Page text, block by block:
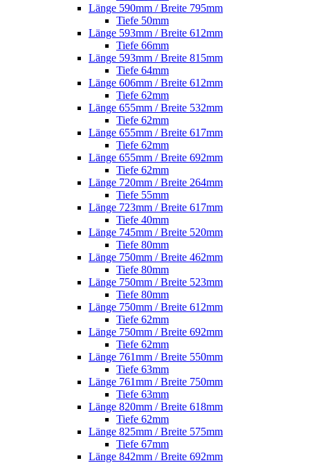
Länge 590mm / Breite 795mm
Tiefe 50mm
Länge 593mm / Breite 612mm
Tiefe 66mm
Länge 593mm / Breite 815mm
Tiefe 64mm
Länge 606mm / Breite 612mm
Tiefe 62mm
Länge 655mm / Breite 532mm
Tiefe 62mm
Länge 655mm / Breite 617mm
Tiefe 62mm
Länge 655mm / Breite 692mm
Tiefe 62mm
Länge 720mm / Breite 264mm
Tiefe 55mm
Länge 723mm / Breite 617mm
Tiefe 40mm
Länge 745mm / Breite 520mm
Tiefe 80mm
Länge 750mm / Breite 462mm
Tiefe 80mm
Länge 750mm / Breite 523mm
Tiefe 80mm
Länge 750mm / Breite 612mm
Tiefe 62mm
Länge 750mm / Breite 692mm
Tiefe 62mm
Länge 761mm / Breite 550mm
Tiefe 63mm
Länge 761mm / Breite 750mm
Tiefe 63mm
Länge 820mm / Breite 618mm
Tiefe 62mm
Länge 825mm / Breite 575mm
Tiefe 67mm
Länge 842mm / Breite 692mm